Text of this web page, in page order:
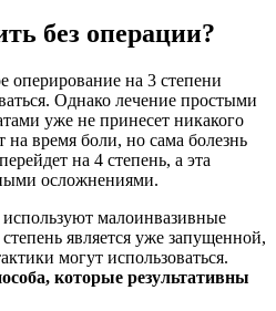
без операции?
оперирование на 3 степени
Однако лечение простыми
уже не принесет никакого
на время боли, но сама болезнь
на 4 степень, а эта
осложнениями.
малоинвазивные
является уже запущенной,
могут использоваться.
которые результативны